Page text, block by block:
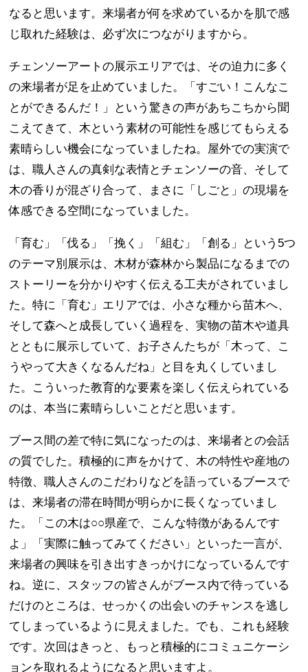
なると思います。来場者が何を求めているかを肌で感
じ取れた経験は、必ず次につながりますから。
チェンソーアートの展示エリアでは、その迫力に多く
の来場者が足を止めていました。「すごい！こんなこ
とができるんだ！」という驚きの声があちこちから聞
こえてきて、木という素材の可能性を感じてもらえる
素晴らしい機会になっていましたね。屋外での実演で
は、職人さんの真剣な表情とチェンソーの音、そして
木の香りが混ざり合って、まさに「しごと」の現場を
体感できる空間になっていました。
「育む」「伐る」「挽く」「組む」「創る」という5つ
のテーマ別展示は、木材が森林から製品になるまでの
ストーリーを分かりやすく伝える工夫がされていまし
た。特に「育む」エリアでは、小さな種から苗木へ、
そして森へと成長していく過程を、実物の苗木や道具
とともに展示していて、お子さんたちが「木って、こ
うやって大きくなるんだね」と目を丸くしていまし
た。こういった教育的な要素を楽しく伝えられている
のは、本当に素晴らしいことだと思います。
ブース間の差で特に気になったのは、来場者との会話
の質でした。積極的に声をかけて、木の特性や産地の
特徴、職人さんのこだわりなどを語っているブースで
は、来場者の滞在時間が明らかに長くなっていまし
た。「この木は○○県産で、こんな特徴があるんです
よ」「実際に触ってみてください」といった一言が、
来場者の興味を引き出すきっかけになっているんです
ね。逆に、スタッフの皆さんがブース内で待っている
だけのところは、せっかくの出会いのチャンスを逃し
てしまっているように見えました。でも、これも経験
です。次回はきっと、もっと積極的にコミュニケーシ
ョンを取れるようになると思いますよ。